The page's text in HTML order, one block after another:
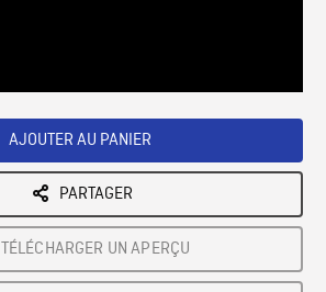
AJOUTER AU PANIER
PARTAGER
TÉLÉCHARGER UN APERÇU